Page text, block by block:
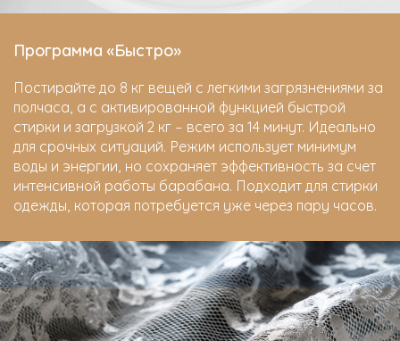
Программа «Быстро»
Постирайте до 8 кг вещей с легкими загрязнениями за
полчаса, а с активированной функцией быстрой
стирки и загрузкой 2 кг – всего за 14 минут. Идеально
для срочных ситуаций. Режим использует минимум
воды и энергии, но сохраняет эффективность за счет
интенсивной работы барабана. Подходит для стирки
одежды, которая потребуется уже через пару часов.